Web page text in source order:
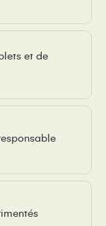
et de